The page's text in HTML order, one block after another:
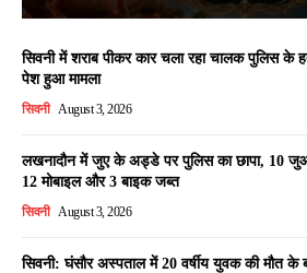
सिवनी में शराब पीकर कार चला रहा चालक पुलिस के
पेश हुआ मामला
सिवनी August 3, 2026
लखनादौन में जुए के अड्डे पर पुलिस का छापा, 10
12 मोबाइल और 3 बाइक जब्त
सिवनी August 3, 2026
सिवनी: घंसौर अस्पताल में 20 वर्षीय युवक की मौत